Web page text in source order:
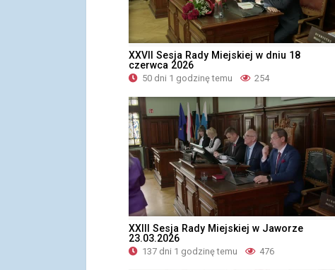
XXVII Sesja Rady Miejskiej w dniu 18
czerwca 2026
50 dni 1 godzinę temu 254
XXIII Sesja Rady Miejskiej w Jaworze
23.03.2026
137 dni 1 godzinę temu 476